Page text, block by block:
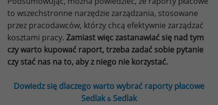
to wszechstronne narzędzie zarządzania, stosowane
przez pracodawców, którzy chcą efektywnie zarządzać
kosztami pracy. Zamiast więc zastanawiać się nad tym
czy warto kupować raport, trzeba zadać sobie pytanie
czy stać nas na to, aby z niego nie korzystać.
Dowiedz się dlaczego warto wybrać raporty płacowe
Sedlak &Sedlak